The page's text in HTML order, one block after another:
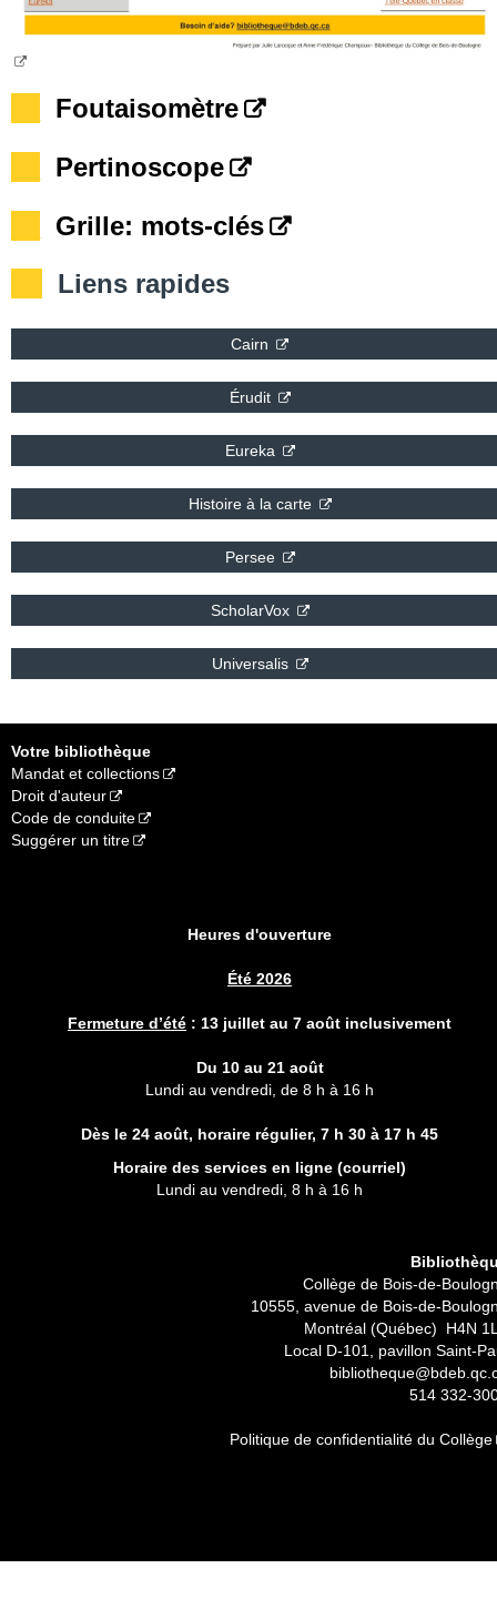
Foutaisomètre
Pertinoscope
Grille: mots-clés
Liens rapides
Cairn
Érudit
Eureka
Histoire à la carte
Persee
ScholarVox
Universalis
Votre bibliothèque
Mandat et collections
Droit d'auteur
Code de conduite
Suggérer un titre
Heures d'ouverture
Été 2026
Fermeture d’été : 13 juillet au 7 août inclusivement
Du 10 au 21 août
Lundi au vendredi, de 8 h à 16 h
Dès le 24 août, horaire régulier, 7 h 30 à 17 h 45
Horaire des services en ligne (courriel)
Lundi au vendredi, 8 h à 16 h
Collège de Bois-de-
10555, avenue de Bois-de-
Montréal (Québec) H4N
Local D-101, pavillon Saint-
514 332-
Politique de confidentialité du Collège